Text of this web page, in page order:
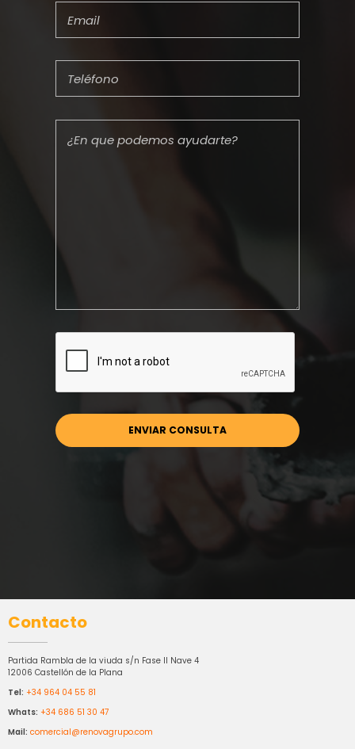
Contacto
Partida Rambla de la viuda s/n Fase II Nave 4
12006 Castellón de la Plana
Tel: +34 964 04 55 81
Whats: +34 686 51 30 47
Mail: comercial@renovagrupo.com